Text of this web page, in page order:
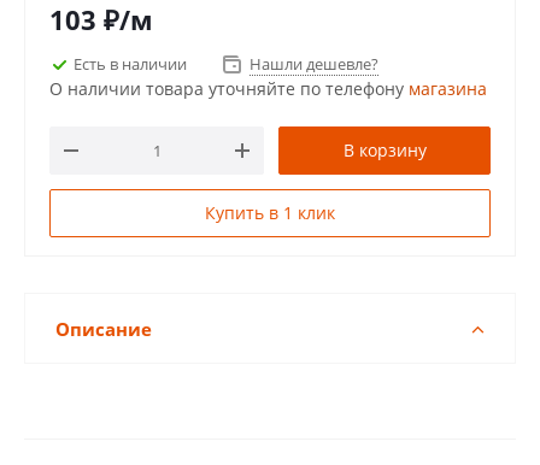
103 ₽/м
Есть в наличии Нашли дешевле?
О наличии товара уточняйте по телефону магазина
В корзину
Купить в 1 клик
Описание